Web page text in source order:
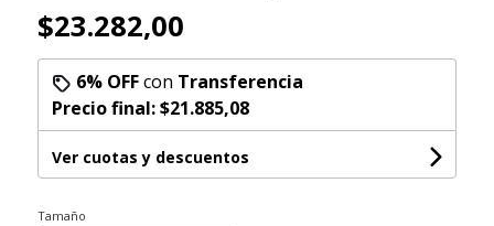
$23.282,00
6% OFFcon Transferencia
Precio final:$21.885,08
Ver cuotas y descuentos
Tamaño